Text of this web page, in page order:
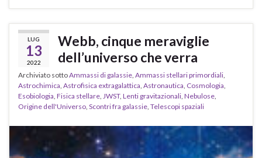
LUG
13
2022
Webb, cinque meraviglie
dell’universo che verra
Archiviato sottoAmmassi di galassie Ammassi stellari primordiali
Astrochimica Astrofisica extragalattica Astronautica Cosmologia
Esobiologia Fisica stellare JWST, Lenti gravitazionali Nebulose
Origine dell'Universo Scontri fra galassie Telescopi spaziali